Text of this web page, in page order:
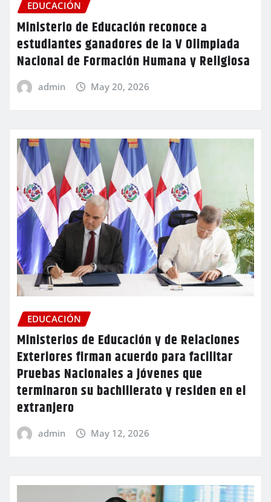
EDUCACIÓN
Ministerio de Educación reconoce a
estudiantes ganadores de la V Olimpiada
Nacional de Formación Humana y Religiosa
admin May 20, 2026
EDUCACIÓN
Ministerios de Educación y de Relaciones
Exteriores firman acuerdo para facilitar
Pruebas Nacionales a jóvenes que
terminaron su bachillerato y residen en el
extranjero
admin May 12, 2026